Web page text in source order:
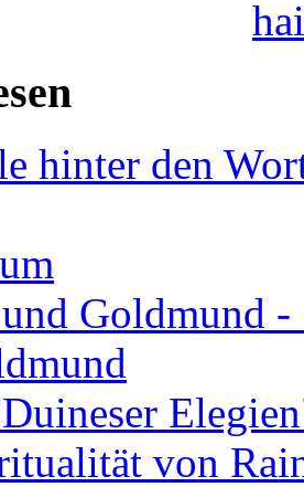
hinter den
Goldmund
von